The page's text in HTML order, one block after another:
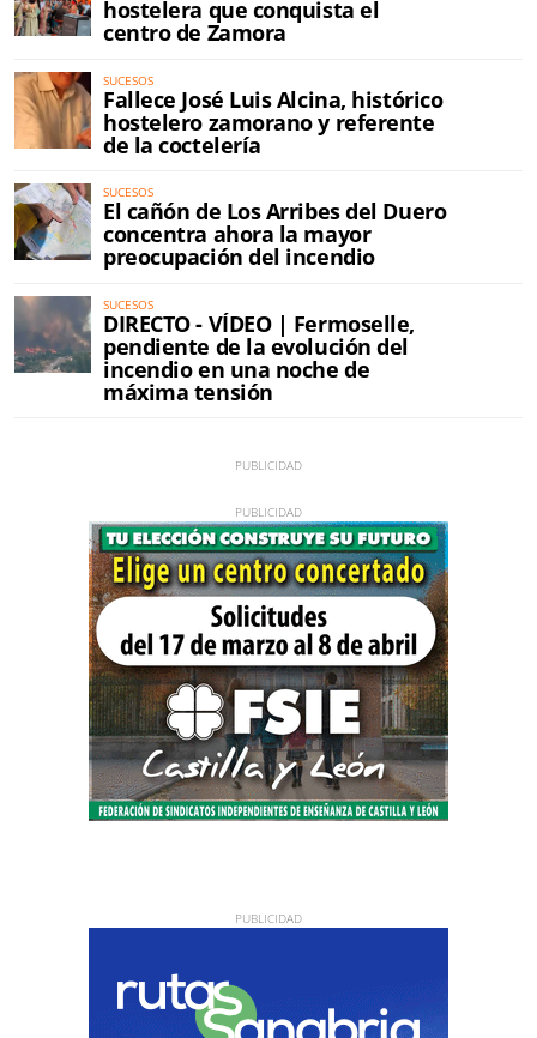
hostelera que conquista el
centro de Zamora
SUCESOS
Fallece José Luis Alcina, histórico
hostelero zamorano y referente
de la coctelería
SUCESOS
El cañón de Los Arribes del Duero
concentra ahora la mayor
preocupación del incendio
SUCESOS
DIRECTO - VÍDEO | Fermoselle,
pendiente de la evolución del
incendio en una noche de
máxima tensión